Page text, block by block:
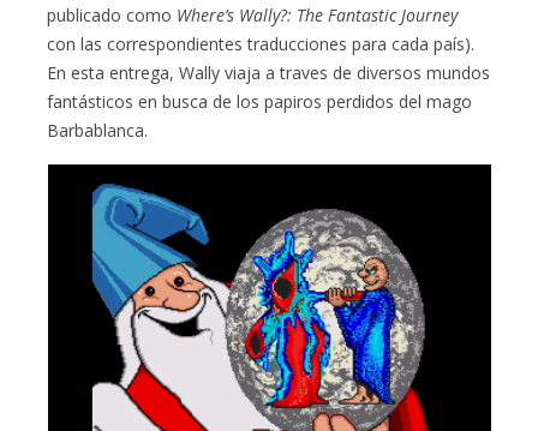
publicado como Where’s Wally?: The Fantastic Journey
con las correspondientes traducciones para cada país).
En esta entrega, Wally viaja a traves de diversos mundos
fantásticos en busca de los papiros perdidos del mago
Barbablanca.